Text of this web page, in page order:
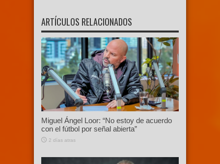
ARTÍCULOS RELACIONADOS
Miguel Ángel Loor: “No estoy de acuerdo
con el fútbol por señal abierta”
2 días atras